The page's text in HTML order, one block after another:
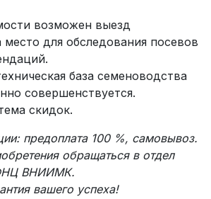
возможен выезд
место для обследования посевов
база семеноводства
совершенствуется.
скидок.
предоплата 100 %, самовывоз.
обращаться в отдел
ВНИИМК.
вашего успеха!